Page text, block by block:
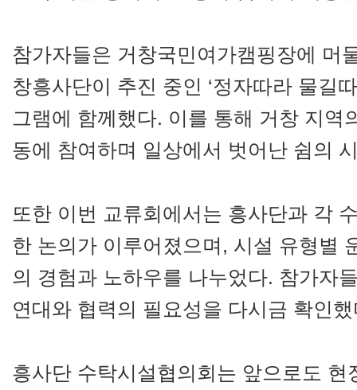
참가자들은 거창국민여가캠핑장에 머
창흥사단이 추진 중인 ‘정자따라 물길
그램에 함께했다. 이를 통해 거창 지역
동에 참여하며 일상에서 벗어난 쉼의
또한 이번 교류회에서는 흥사단과 각
한 논의가 이루어졌으며, 시설 유형별
의 경험과 노하우를 나누었다. 참가자
연대와 협력의 필요성을 다시금 확인
흥사단 수탁시설협의회는 앞으로도